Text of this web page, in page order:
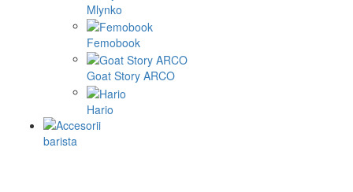
Mlynko
Femobook
Goat Story ARCO
Hario